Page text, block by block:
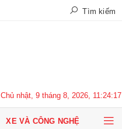
Tìm kiếm
Chủ nhật, 9 tháng 8, 2026, 11:24:18
XE VÀ CÔNG NGHỆ